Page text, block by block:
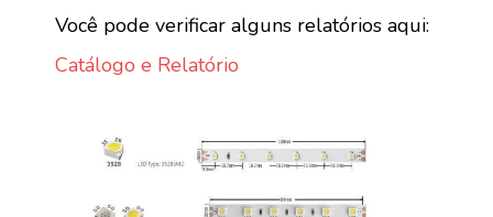
Você pode verificar alguns relatórios aqui:
Catálogo e Relatório